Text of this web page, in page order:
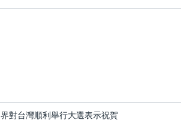
對台灣順利舉行大選表示祝賀